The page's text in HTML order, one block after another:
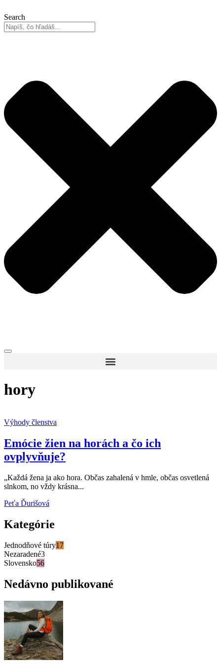
Search
hory
Výhody členstva
Emócie žien na horách a čo ich
ovplyvňuje?
„Každá žena ja ako hora. Občas zahalená v hmle, občas osvetlená
slnkom, no vždy krásna...
Peťa Ďurišová
Kategórie
Jednodňové túry17
Nezaradené3
Slovensko56
Nedávno publikované